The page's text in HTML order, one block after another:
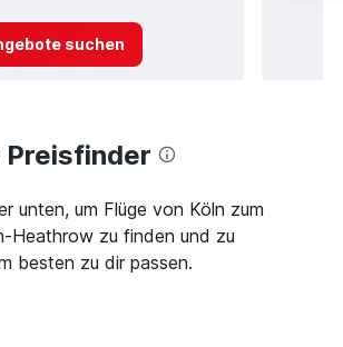
suchen
Preisfinder
unten, um Flüge von Köln zum
Heathrow zu finden und zu
besten zu dir passen.